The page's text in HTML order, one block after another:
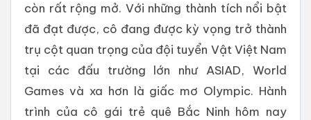
còn rất rộng mở. Với những thành tích nổi bật
đã đạt được, cô đang được kỳ vọng trở thành
trụ cột quan trọng của đội tuyển Vật Việt Nam
tại các đấu trường lớn như ASIAD, World
Games và xa hơn là giấc mơ Olympic. Hành
trình của cô gái trẻ quê Bắc Ninh hôm nay